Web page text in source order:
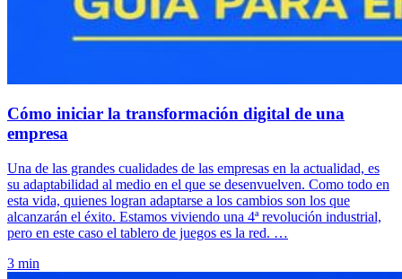
Cómo iniciar la transformación digital de una
empresa
Una de las grandes cualidades de las empresas en la actualidad, es
su adaptabilidad al medio en el que se desenvuelven. Como todo en
esta vida, quienes logran adaptarse a los cambios son los que
alcanzarán el éxito. Estamos viviendo una 4ª revolución industrial,
pero en este caso el tablero de juegos es la red. …
3 min